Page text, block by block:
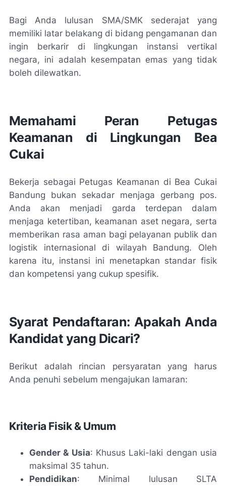
Bagi Anda lulusan SMA/SMK sederajat yang
memiliki latar belakang di bidang pengamanan dan
ingin berkarir di lingkungan instansi vertikal
negara, ini adalah kesempatan emas yang tidak
boleh dilewatkan.
Memahami Peran Petugas
Keamanan di Lingkungan Bea
Cukai
Bekerja sebagai Petugas Keamanan di Bea Cukai
Bandung bukan sekadar menjaga gerbang pos.
Anda akan menjadi garda terdepan dalam
menjaga ketertiban, keamanan aset negara, serta
memberikan rasa aman bagi pelayanan publik dan
logistik internasional di wilayah Bandung. Oleh
karena itu, instansi ini menetapkan standar fisik
dan kompetensi yang cukup spesifik.
Syarat Pendaftaran: Apakah Anda
Kandidat yang Dicari?
Berikut adalah rincian persyaratan yang harus
Anda penuhi sebelum mengajukan lamaran:
Kriteria Fisik & Umum
Gender & Usia: Khusus Laki-laki dengan usia
maksimal 35 tahun.
Pendidikan: Minimal lulusan SLTA